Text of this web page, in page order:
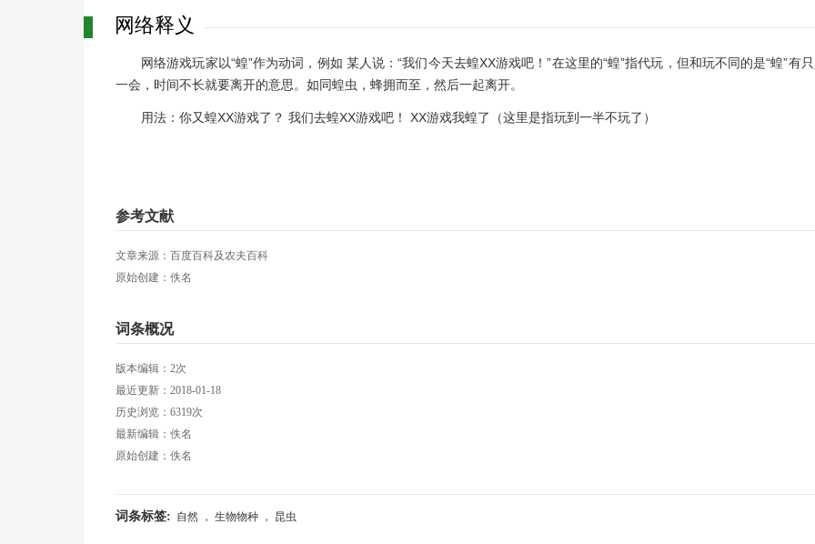
网络释义
网络游戏玩家以“蝗”作为动词，例如 某人说：“我们今天去蝗XX游戏吧！”在这里的“蝗”指代玩，但和玩不同的是“蝗”有
一会，时间不长就要离开的意思。如同蝗虫，蜂拥而至，然后一起离开。
用法：你又蝗XX游戏了？ 我们去蝗XX游戏吧！ XX游戏我蝗了（这里是指玩到一半不玩了）
参考文献
文章来源：百度百科及农夫百科
原始创建：佚名
词条概况
版本编辑：2次
最近更新：2018-01-18
历史浏览：6319次
最新编辑：佚名
原始创建：佚名
词条标签: 自然 ， 生物物种 ， 昆虫